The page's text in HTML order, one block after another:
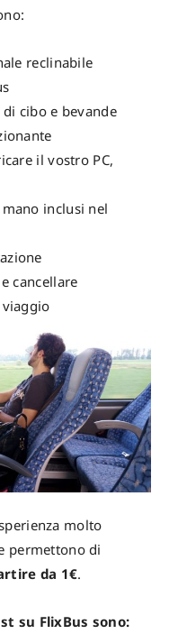
reclinabile
cibo e bevande
il vostro PC,
inclusi nel
cancellare
molto
permettono di
da 1€.
su FlixBus sono: